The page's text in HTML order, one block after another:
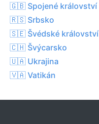
🇬🇧 Spojené království
🇷🇸 Srbsko
🇸🇪 Švédské království
🇨🇭 Švýcarsko
🇺🇦 Ukrajina
🇻🇦 Vatikán